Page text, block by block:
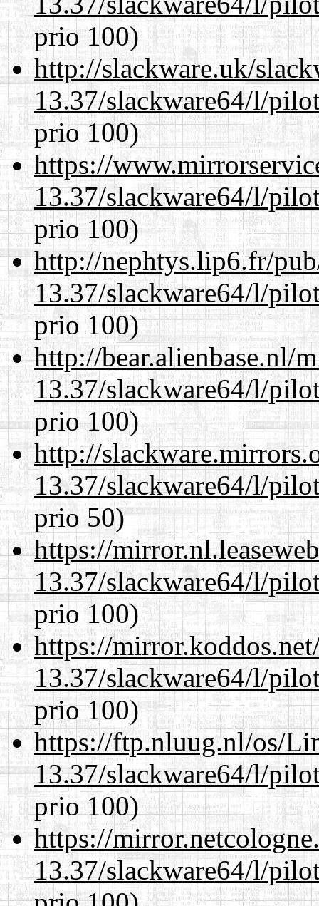
prio 100)
http://slackware.uk/
13.37/slackware64/l/
prio 100)
https://
13.37/slackware64/l/
prio 100)
http://nephtys.lip6.fr/
13.37/slackware64/l/
prio 100)
http://bear.alienbase.nl/
13.37/slackware64/l/
prio 100)
http://
13.37/slackware64/l/
prio 50)
https://
13.37/slackware64/l/
prio 100)
https://
13.37/slackware64/l/
prio 100)
https://ftp.nluug.nl/os/
13.37/slackware64/l/
prio 100)
https://
13.37/slackware64/l/